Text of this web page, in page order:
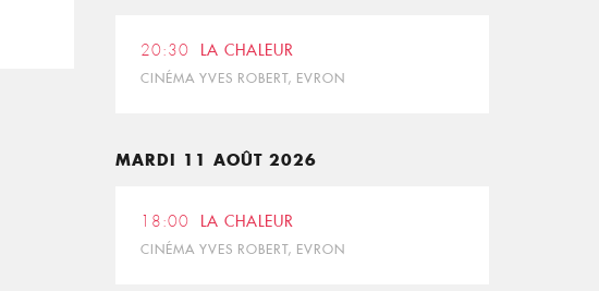
20:30 LA CHALEUR
CINÉMA YVES ROBERT, EVRON
MARDI 11 AOÛT 2026
18:00 LA CHALEUR
CINÉMA YVES ROBERT, EVRON